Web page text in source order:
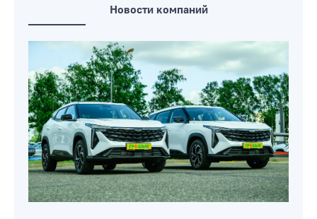
Новости компаний